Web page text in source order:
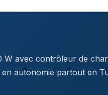
W avec contrôleur de
autonomie partout en